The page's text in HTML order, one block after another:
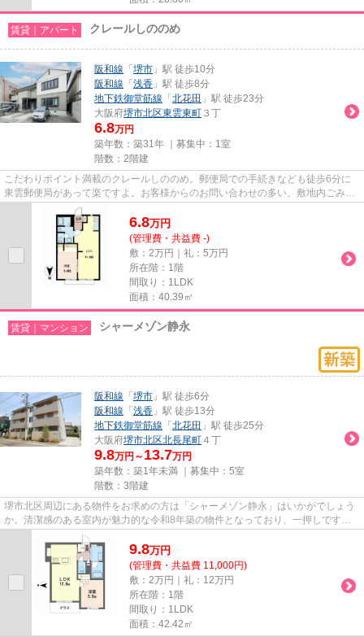
賃貸｜アパート クレールしののめ
阪和線 「 堺市 」駅 徒歩10分
阪和線 「 浅香 」駅 徒歩8分
地下鉄御堂筋線 「 北花田 」駅 徒歩23分
大阪府堺市北区東雲東町 ３丁
6.8万円
築年数：築31年 ｜募集中： 1室
階数：2階建
こだわりポイント満載のクレールしののめ。郵便局での手続きなども徒歩6分に
東雲郵便局があって楽ですよ。お客様からのお問い合わせの多い、敷地内ごみ置
き場があります。通勤やお出か...
6.8万円
(管理費・共益費 -)
敷：2万円｜礼：5万円
所在階：1階
間取り：1LDK
面積：40.39㎡
賃貸｜マンション シャーメゾン静永
阪和線 「 堺市 」駅 徒歩6分
阪和線 「 浅香 」駅 徒歩13分
地下鉄御堂筋線 「 北花田 」駅 徒歩25分
大阪府堺市北区北長尾町 ４丁
9.8万円～ 13.7万円
築年数：築1年未満 ｜募集中： 5室
階数：3階建
堺市北区周辺にある物件をお求めの方は「シャーメゾン静永」はいかがでしょう
か。清潔感のある室内が魅力的な令和8年築の物件となっており、一押しです。
あると使い勝手がよく利便性が...
9.8万円
(管理費・共益費 11,000円)
敷：2万円｜礼：12万円
所在階：1階
間取り：1LDK
面積：42.42㎡